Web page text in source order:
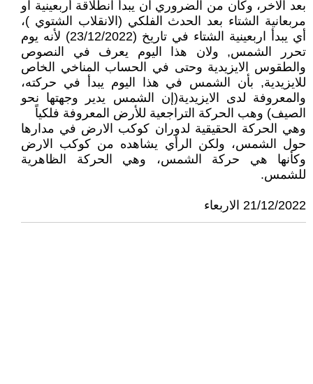
بعد الاخر، وكان من الضروري ان يبدأ انطلاقة أربعينية او
مربعانية الشتاء بعد الحدث الفلكي (الانقلاب الشتوي )،
أي يبدأ اربعينية الشتاء في تاريخ (23/12/2022) لأنه يوم
تحرر الشمس, ولان هذا اليوم يعرف في النصوص
والطقوس الايزيدية وحتى في الحساب المناخي الخاص
للايزيدية, بأن الشمس في هذا اليوم يبدأ في حركته،
والمعروفة لدى الايزيدية(إن الشمس يدير وجهتها نحو
الصيف) وهب الحركة التراجعية للأرض المعروفة فلكياً
وهي الحركة الحقيقية لدوران كوكب الارض في مدارها
حول الشمس، ولكن الرأي يشاهده من كوكب الارض
وكأنها هي حركة الشمس، وهي الحركة الظاهرية
للشمس.
21/12/2022 الاربعاء